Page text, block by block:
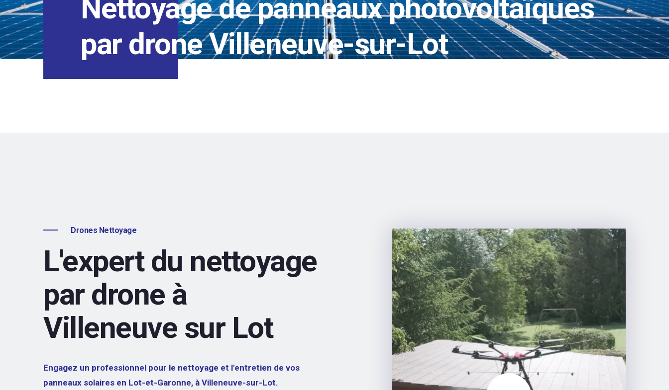
Nettoyage de panneaux photovoltaïques
par drone Villeneuve-sur-Lot
Drones Nettoyage
L'expert du nettoyage
par drone à
Villeneuve sur Lot
Engagez un professionnel pour le nettoyage et l'entretien de vos
panneaux solaires en Lot-et-Garonne, à Villeneuve-sur-Lot.